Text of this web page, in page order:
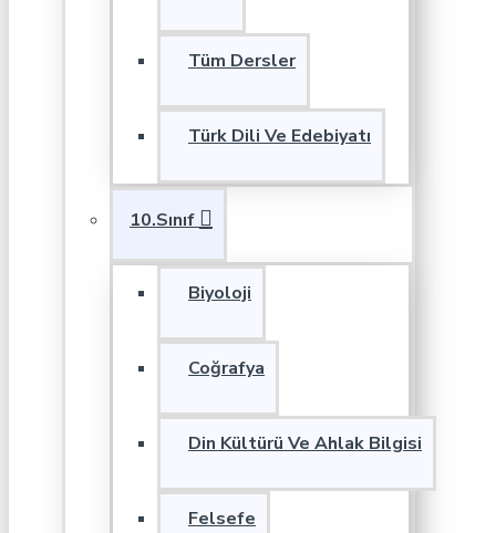
Tüm Dersler
Türk Dili Ve Edebiyatı
10.Sınıf
Biyoloji
Coğrafya
Din Kültürü Ve Ahlak Bilgisi
Felsefe